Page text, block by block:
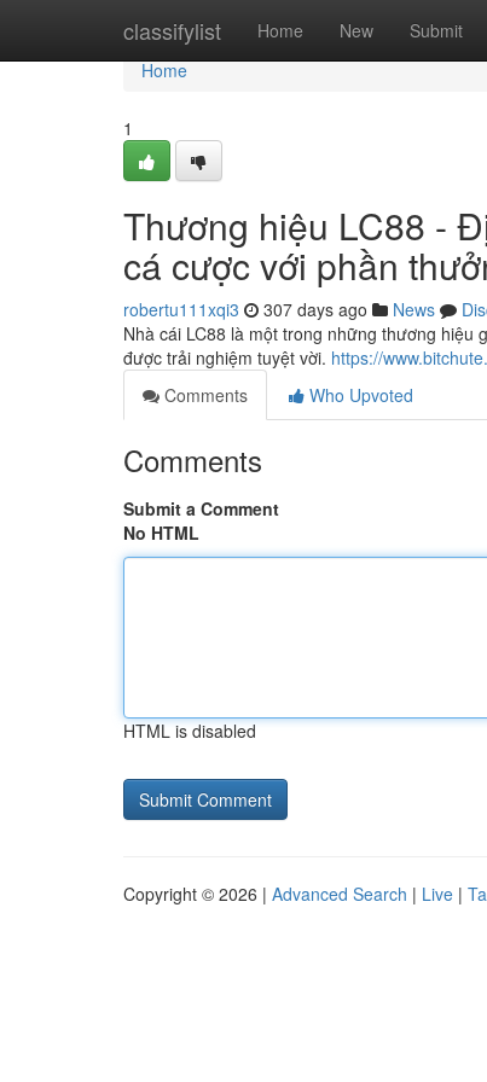
classifylist Home New Submit
Home
Home
1
Thương hiệu LC88 -
cá cược với phần
robertu111xqi3 307 days ago News
Nhà cái LC88 là một trong những thương hiệu
được trải nghiệm tuyệt vời. https://
Comments
Who Upvoted
Comments
Submit a Comment
No HTML
HTML is disabled
Copyright © 2026 | Advanced Search | Live |